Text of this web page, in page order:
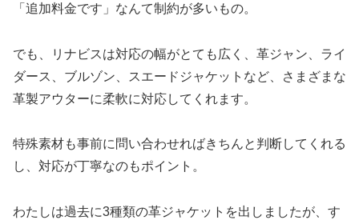
「追加料金です」なんて制約が多いもの。
でも、リナビスは対応の幅がとても広く、革ジャン、ライ
ダース、ブルゾン、スエードジャケットなど、さまざまな
革製アウターに柔軟に対応してくれます。
特殊素材も事前に問い合わせればきちんと判断してくれる
し、対応が丁寧なのもポイント。
わたしは過去に3種類の革ジャケットを出しましたが、す